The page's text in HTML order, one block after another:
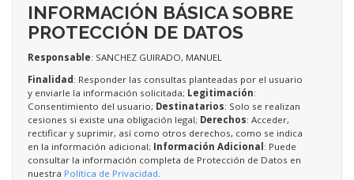
INFORMACIÓN BÁSICA SOBRE
PROTECCIÓN DE DATOS
Responsable: SANCHEZ GUIRADO, MANUEL
Finalidad: Responder las consultas planteadas por el usuario
y enviarle la información solicitada; Legitimación:
Consentimiento del usuario; Destinatarios: Solo se realizan
cesiones si existe una obligación legal; Derechos: Acceder,
rectificar y suprimir, así como otros derechos, como se indica
en la información adicional; Información Adicional: Puede
consultar la información completa de Protección de Datos en
nuestra Política de Privacidad